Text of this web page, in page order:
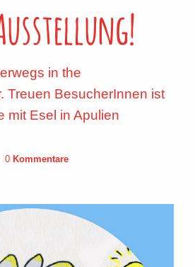
in the
Treuen BesucherInnen ist
mit Esel in Apulien
0 Kommentare